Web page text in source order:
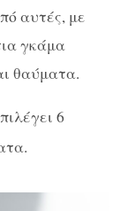
αυτές, με
γκάμα
θαύματα.
6